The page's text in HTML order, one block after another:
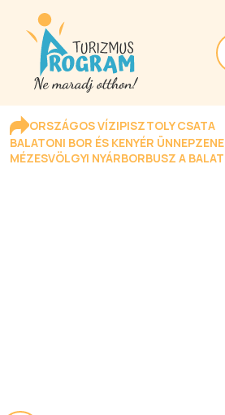
ORSZÁGOS VÍZIPISZTOLY CSATA
BALATONI BOR ÉS KENYÉR ÜNNEP
MÉZESVÖLGYI NYÁRBORBUSZ A